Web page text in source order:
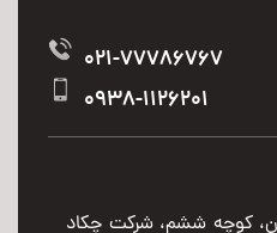
021-77786767
0938-1126201
کوچه ششم، شرکت چکاد